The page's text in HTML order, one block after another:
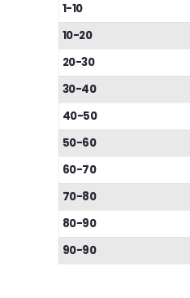
1-10
10-20
20-30
30-40
40-50
50-60
60-70
70-80
80-90
90-90